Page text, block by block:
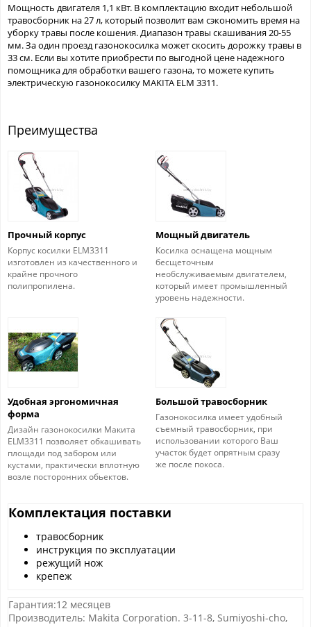
Мощность двигателя 1,1 кВт. В комплектацию входит небольшой
травосборник на 27 л, который позволит вам сэкономить время на
уборку травы после кошения. Диапазон травы скашивания 20-55
мм. За один проезд газонокосилка может скосить дорожку травы в
33 см. Если вы хотите приобрести по выгодной цене надежного
помощника для обработки вашего газона, то можете купить
электрическую газонокосилку MAKITA ELM 3311.
Преимущества
Прочный корпус
Корпус косилки ELM3311
изготовлен из качественного и
крайне прочного
полипропилена.
Мощный двигатель
Косилка оснащена мощным
бесщеточным
необслуживаемым двигателем,
который имеет промышленный
уровень надежности.
Удобная эргономичная
форма
Дизайн газонокосилки Макита
ELM3311 позволяет обкашивать
площади под забором или
кустами, практически вплотную
возле посторонних обьектов.
Большой травосборник
Газонокосилка имеет удобный
съемный травосборник, при
использовании которого Ваш
участок будет опрятным сразу
же после покоса.
Комплектация поставки
травосборник
инструкция по эксплуатации
режущий нож
крепеж
Гарантия:12 месяцев
Производитель: Makita Corporation. 3-11-8, Sumiyoshi-cho,